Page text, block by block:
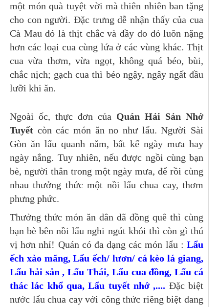
một món quà tuyệt vời mà thiên nhiên ban tặng
cho con người. Đặc trưng dễ nhận thấy của cua
Cà Mau đó là thịt chắc và đầy do đó luôn nặng
hơn các loại cua cùng lứa ở các vùng khác. Thịt
cua vừa thơm, vừa ngọt, không quá béo, bùi,
chắc nịch; gạch cua thì béo ngậy, ngây ngất đầu
lưỡi khi ăn.
Ngoài ốc, thực đơn của Quán Hải Sản Nhớ
Tuyết còn các món ăn no như lẩu. Người Sài
Gòn ăn lẩu quanh năm, bất kể ngày mưa hay
ngày nắng. Tuy nhiên, nếu được ngồi cùng bạn
bè, người thân trong một ngày mưa, để rồi cùng
nhau thưởng thức một nồi lẩu chua cay, thơm
phưng phức.
Thưởng thức món ăn dân dã đồng quê thì cùng
bạn bè bên nồi lẩu nghi ngút khói thì còn gì thú
vị hơn nhỉ! Quán có đa dạng các món lẩu : Lẩu
ếch xào măng, Lẩu ếch/ lươn/ cá kèo lá giang,
Lẩu hải sản , Lẩu Thái, Lẩu cua đồng, Lẩu cá
thác lác khổ qua, Lẩu tuyết nhớ ,.... Đặc biệt
nước lẩu chua cay với công thức riêng biệt đang